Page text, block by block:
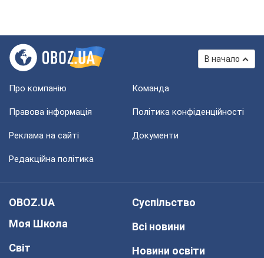
В начало
Про компанію Команда
Правова інформація Політика конфіденційності
Реклама на сайті Документи
Редакційна політика
OBOZ.UA
Моя Школа
Світ
Суспільство
Всі новини
Новини освіти